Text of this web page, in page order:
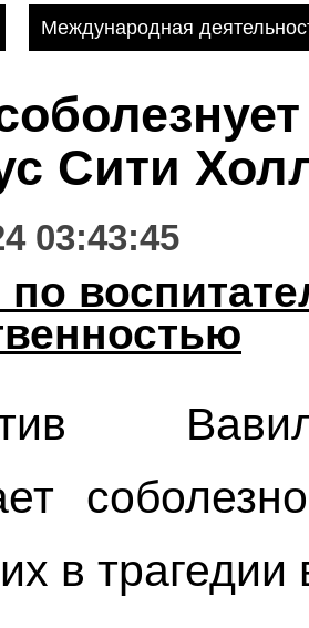
Международная
Сити
03:43:45
в